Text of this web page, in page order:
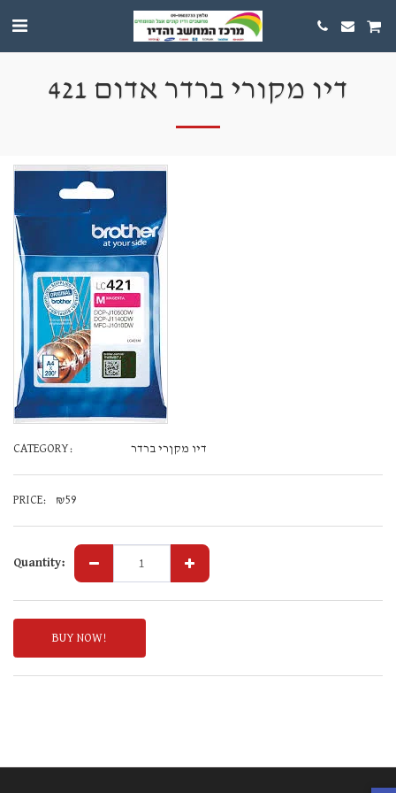
דיו מקורי ברדר אדום 421
CATEGORY: דיו מקןרי ברדר
PRICE: ₪59
Quantity:
BUY NOW!